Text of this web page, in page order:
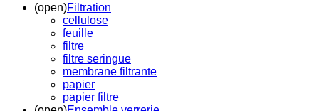
(open)Filtration
cellulose
feuille
filtre
filtre seringue
membrane filtrante
papier
papier filtre